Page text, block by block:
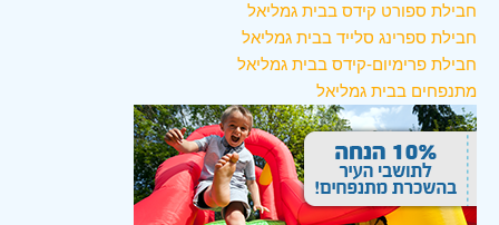
חבילת ספורט קידס בבית גמליאל
חבילת ספרינג סלייד בבית גמליאל
חבילת פרימיום-קידס בבית גמליאל
מתנפחים בבית גמליאל